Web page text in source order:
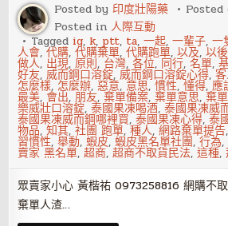
Posted by 印度壯陽藥
Posted in人際互動
Tagged ig, k, ptt, ta,一起,一輩子,一
人會,代購,代購棄單,代購跑單,以及,以後
做人, 出現,原則, 台灣,各位, 同行,名單,
好友,威而鋼口溶錠,威而鋼口溶錠心得,
怎麼樣, 怎麼辦,惡意, 意思,慣性,懂得,應
最美,會出,朋友,棄單備案,棄單意思,棄
樂威壯口溶錠,泰國果凍喝酒,泰國果凍威
泰國果凍威而鋼哪裡買,泰國果凍心得,泰
物品,知其,社團 跑單,種人,網路棄單提告
習慣性,舉動,蝦皮,蝦皮黑名單社團,行為,
賣家 黑名單,超商,超商不取貨民法,這種,
眾賣家小心 黃楷祐 0973258816 網購不
棄單人渣…